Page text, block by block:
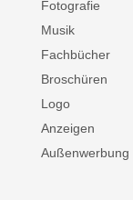
Fotografie
Musik
Fachbücher
Broschüren
Logo
Anzeigen
Außenwerbung